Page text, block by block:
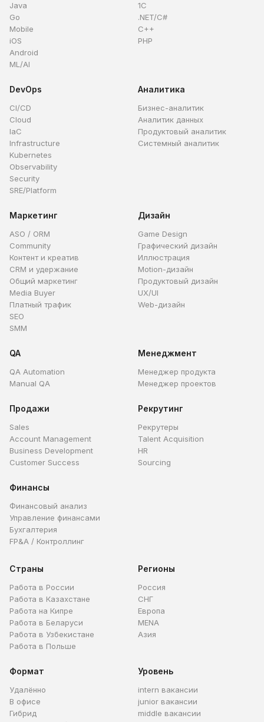
Java
Go
Mobile
iOS
Android
ML/AI
1C
.NET/C#
C++
PHP
DevOps
CI/CD
Cloud
IaC
Infrastructure
Kubernetes
Observability
Security
SRE/Platform
Аналитика
Бизнес-аналитик
Аналитик данных
Продуктовый аналитик
Системный аналитик
Маркетинг
ASO / ORM
Community
Контент и креатив
CRM и удержание
Общий маркетинг
Media Buyer
Платный трафик
SEO
SMM
Дизайн
Game Design
Графический дизайн
Иллюстрация
Motion-дизайн
Продуктовый дизайн
UX/UI
Web-дизайн
QA
QA Automation
Manual QA
Менеджмент
Менеджер продукта
Менеджер проектов
Продажи
Sales
Account Management
Business Development
Customer Success
Рекрутинг
Рекрутеры
Talent Acquisition
HR
Sourcing
Финансы
Финансовый анализ
Управление финансами
Бухгалтерия
FP&A / Контроллинг
Страны
Работа в России
Работа в Казахстане
Работа на Кипре
Работа в Беларуси
Работа в Узбекистане
Работа в Польше
Регионы
Россия
СНГ
Европа
MENA
Азия
Формат
Удалённо
В офисе
Гибрид
Уровень
intern вакансии
junior вакансии
middle вакансии